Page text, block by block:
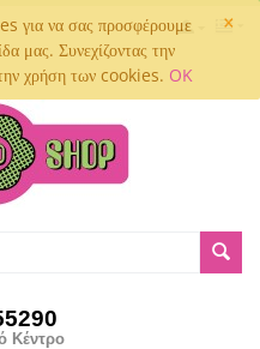
×
για να σας προσφέρουμε
μας. Συνεχίζοντας την
χρήση των cookies. OK
Κέντρο